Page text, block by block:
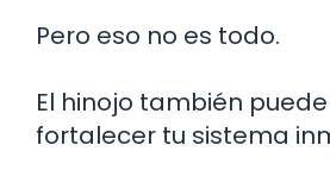
Pero eso no es todo.
El hinojo también
fortalecer tu sistema